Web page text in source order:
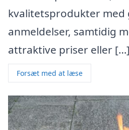
kvalitetsprodukter med
anmeldelser, samtidig
attraktive priser eller […]
Forsæt med at læse